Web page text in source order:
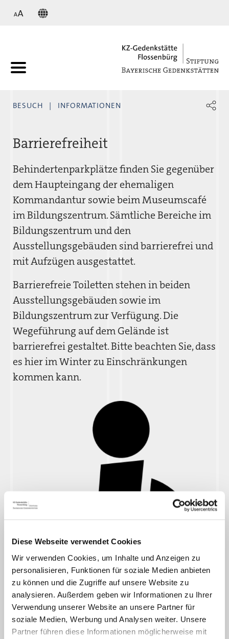
Diese Webseite verwendet Cookies
Wir verwenden Cookies, um Inhalte und Anzeigen zu
personalisieren, Funktionen für soziale Medien anbieten
zu können und die Zugriffe auf unsere Website zu
analysieren. Außerdem geben wir Informationen zu Ihrer
Verwendung unserer Website an unsere Partner für
soziale Medien, Werbung und Analysen weiter. Unsere
Partner führen diese Informationen möglicherweise mit
BESUCH INFORMATIONEN
Barrierefreiheit
Behindertenparkplätze finden Sie gegenüber
dem Haupteingang der ehemaligen
Kommandantur sowie beim Museumscafé
im Bildungszentrum. Sämtliche Bereiche im
Bildungszentrum und den
Ausstellungsgebäuden sind barrierefrei und
mit Aufzügen ausgestattet.
Barrierefreie Toiletten stehen in beiden
Ausstellungsgebäuden sowie im
Bildungszentrum zur Verfügung. Die
Wegeführung auf dem Gelände ist
barrierefrei gestaltet. Bitte beachten Sie, dass
es hier im Winter zu Einschränkungen
kommen kann.